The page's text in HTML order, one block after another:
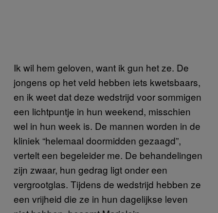
Ik wil hem geloven, want ik gun het ze. De
jongens op het veld hebben iets kwetsbaars,
en ik weet dat deze wedstrijd voor sommigen
een lichtpuntje in hun weekend, misschien
wel in hun week is. De mannen worden in de
kliniek “helemaal doormidden gezaagd”,
vertelt een begeleider me. De behandelingen
zijn zwaar, hun gedrag ligt onder een
vergrootglas. Tijdens de wedstrijd hebben ze
een vrijheid die ze in hun dagelijkse leven